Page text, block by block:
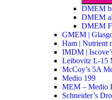
DMEM
DMEM
DMEM
GMEM |
Ham | Nutrient
IMDM |
Leibovitz L-15
McCoy’s 5A
Medio 199
MEM – Medio
Schneider’s